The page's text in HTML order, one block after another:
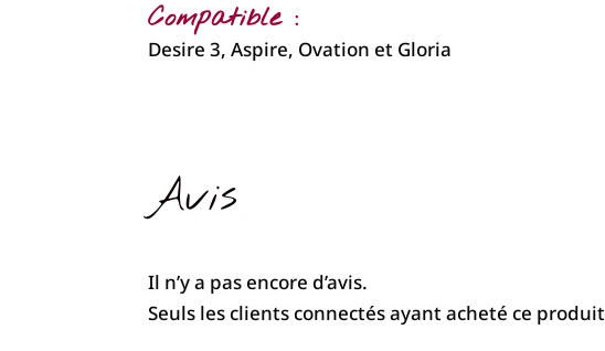
Compatible :
Desire 3, Aspire, Ovation et Gloria
Avis
Il n’y a pas encore d’avis.
Seuls les clients connectés ayant acheté ce